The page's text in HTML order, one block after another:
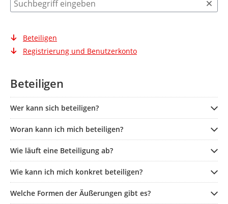
Beteiligen
Registrierung und Benutzerkonto
Beteiligen
Wer kann sich beteiligen?
Woran kann ich mich beteiligen?
Wie läuft eine Beteiligung ab?
Wie kann ich mich konkret beteiligen?
Welche Formen der Äußerungen gibt es?